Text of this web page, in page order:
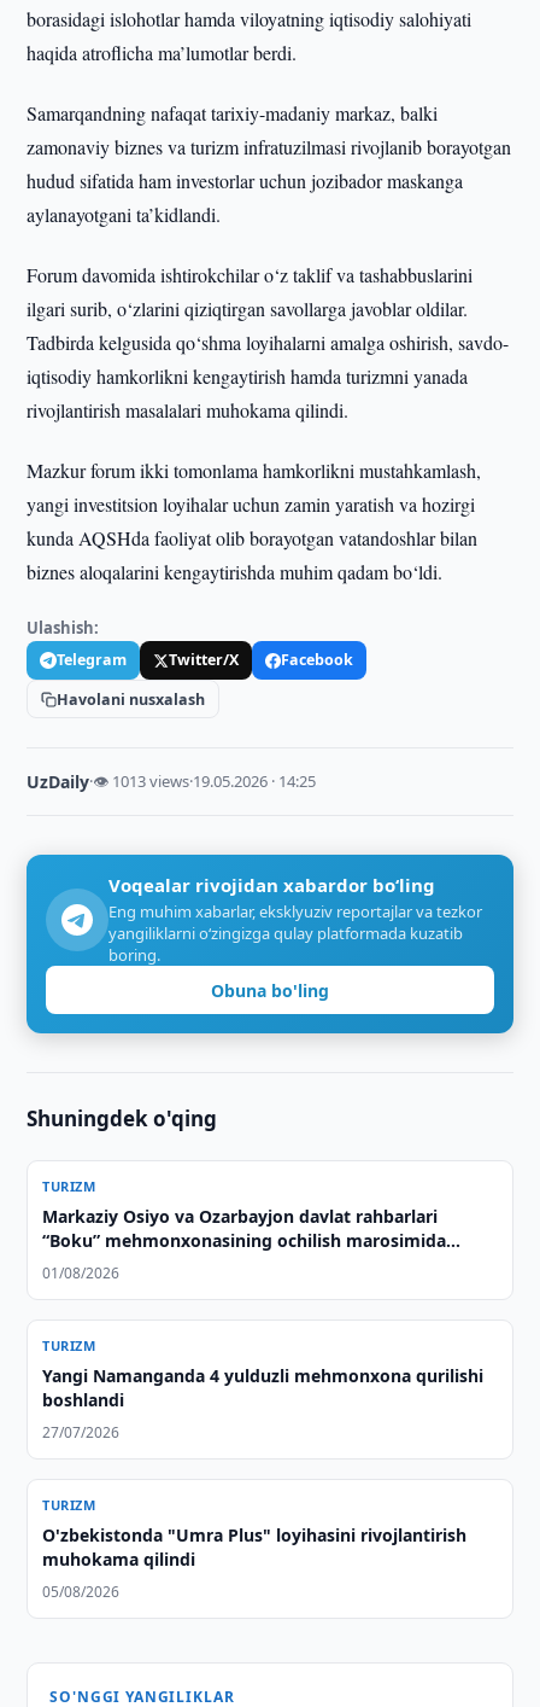
borasidagi islohotlar hamda viloyatning iqtisodiy salohiyati
haqida atroflicha ma’lumotlar berdi.
Samarqandning nafaqat tarixiy-madaniy markaz, balki
zamonaviy biznes va turizm infratuzilmasi rivojlanib borayotgan
hudud sifatida ham investorlar uchun jozibador maskanga
aylanayotgani ta’kidlandi.
Forum davomida ishtirokchilar o‘z taklif va tashabbuslarini
ilgari surib, o‘zlarini qiziqtirgan savollarga javoblar oldilar.
Tadbirda kelgusida qo‘shma loyihalarni amalga oshirish, savdo-
iqtisodiy hamkorlikni kengaytirish hamda turizmni yanada
rivojlantirish masalalari muhokama qilindi.
Mazkur forum ikki tomonlama hamkorlikni mustahkamlash,
yangi investitsion loyihalar uchun zamin yaratish va hozirgi
kunda AQSHda faoliyat olib borayotgan vatandoshlar bilan
biznes aloqalarini kengaytirishda muhim qadam bo‘ldi.
Ulashish:
Telegram Twitter/X
Facebook
Havolani nusxalash
UzDaily·👁 1013 views·19.05.2026 · 14:25
Voqealar rivojidan xabardor bo‘ling
Eng muhim xabarlar, eksklyuziv reportajlar va tezkor
yangiliklarni o‘zingizga qulay platformada kuzatib
boring.
Obuna bo'ling
Shuningdek o'qing
TURIZM
Markaziy Osiyo va Ozarbayjon davlat rahbarlari
“Boku” mehmonxonasining ochilish marosimida
ishtirok etdilar
01/08/2026
TURIZM
Yangi Namanganda 4 yulduzli mehmonxona qurilishi
boshlandi
27/07/2026
TURIZM
O'zbekistonda "Umra Plus" loyihasini rivojlantirish
muhokama qilindi
05/08/2026
SO'NGGI YANGILIKLAR